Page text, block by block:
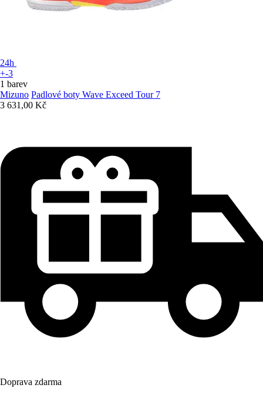
24h
+-3
1 barev
Mizuno Padlové boty Wave Exceed Tour 7
3 631,00 Kč
Doprava zdarma